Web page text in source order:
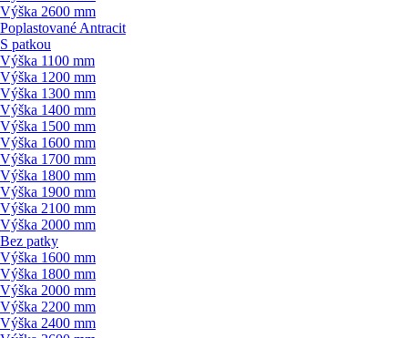
Výška 2600 mm
Poplastované Antracit
S patkou
Výška 1100 mm
Výška 1200 mm
Výška 1300 mm
Výška 1400 mm
Výška 1500 mm
Výška 1600 mm
Výška 1700 mm
Výška 1800 mm
Výška 1900 mm
Výška 2100 mm
Výška 2000 mm
Bez patky
Výška 1600 mm
Výška 1800 mm
Výška 2000 mm
Výška 2200 mm
Výška 2400 mm